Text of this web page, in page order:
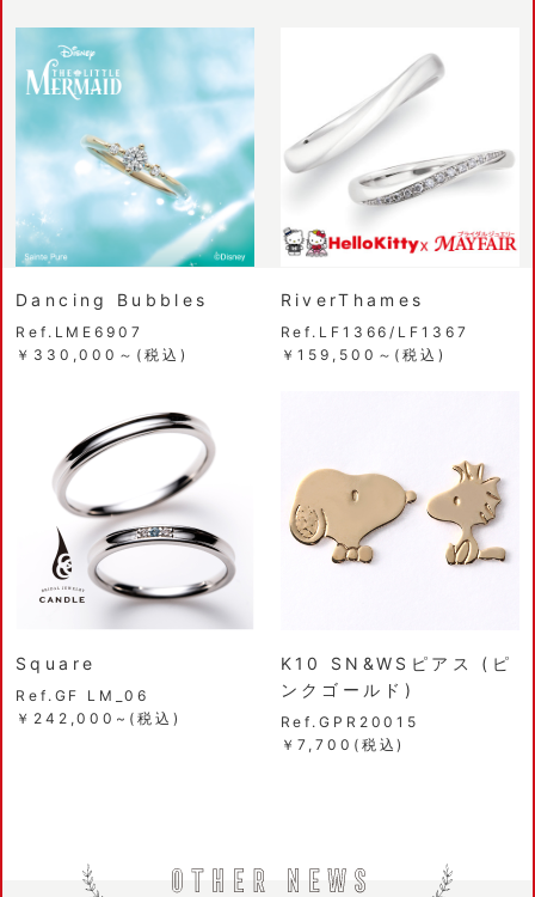
Dancing Bubbles
Ref.LME6907
￥330,000～(税込)
RiverThames
Ref.LF1366/LF1367
￥159,500～(税込)
Square
Ref.GF LM_06
￥242,000~(税込)
K10 SN&WSピアス (ピ
ンクゴールド)
Ref.GPR20015
￥7,700(税込)